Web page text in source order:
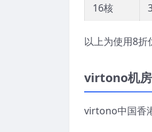
16核
以上为使用8折
virtono机
virtono中国香